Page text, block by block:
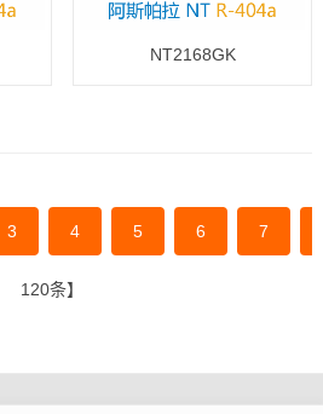
NT2168GK
3 4 5 6 7
120条】